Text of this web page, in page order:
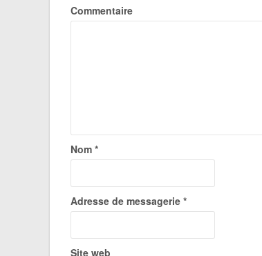
Commentaire
Nom *
Adresse de messagerie *
Site web